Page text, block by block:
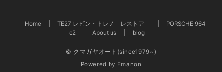
Home TE27 レビン・トレノ レストア
PORSCHE 964
c2
About us blog
© クマガヤオート(since1979~)
Powered by Emanon